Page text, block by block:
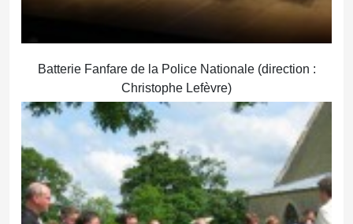
Batterie Fanfare de la Police Nationale (direction :
Christophe Lefèvre)